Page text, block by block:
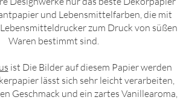
und Lebensmittelfarben, die mit
zum Druck von süßen
Waren bestimmt sind.
ist Die Bilder auf diesem Papier werden
lässt sich sehr leicht verarbeiten,
Geschmack und ein zartes Vanillearoma,